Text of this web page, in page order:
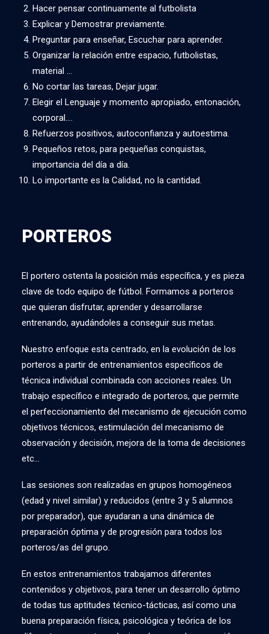
Hacer pensar continuamente al futbolista
Explicar y Demostrar previamente.
Preguntar para enseñar, Escuchar para aprender.
Organizar la relación entre espacio, futbolistas,
material …
No cortar las tareas, Dejar jugar.
Elegir el Lenguaje y momento apropiado, entonación,
corporal….
Refuerzos positivos, autoconfianza y autoestima.
Pequeños retos, para pequeñas conquistas,
importancia del día a día.
Lo importante es la Calidad, no la cantidad.
PORTEROS
El portero ostenta la posición más específica, y es pieza
clave de todo equipo de fútbol. Formamos a porteros
que quieran disfrutar, aprender y desarrollarse
entrenando, ayudándoles a conseguir sus metas.
Nuestro enfoque esta centrado, en la evolución de los
porteros a partir de entrenamientos específicos de
técnica individual combinada con acciones reales. Un
trabajo específico e integrado de porteros, que permite
el perfeccionamiento del mecanismo de ejecución como
objetivos técnicos, estimulación del mecanismo de
observación y decisión, mejora de la toma de decisiones
etc…
Las sesiones son realizadas en grupos homogéneos
(edad y nivel similar) y reducidos (entre 3 y 5 alumnos
por preparador), que ayudaran a una dinámica de
preparación óptima y de progresión para todos los
porteros/as del grupo.
En estos entrenamientos trabajamos diferentes
contenidos y objetivos, para tener un desarrollo óptimo
de todas tus aptitudes técnico-tácticas, así como una
buena preparación física, psicológica y teórica de los